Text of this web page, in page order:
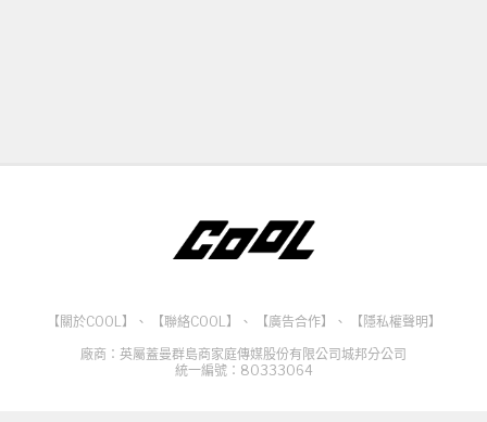
【關於COOL】 、 【聯絡COOL】 、 【廣告合作】 、
【隱私權聲明】
廠商：英屬蓋曼群島商家庭傳媒股份有限公司城邦分公司
統一編號：80333064